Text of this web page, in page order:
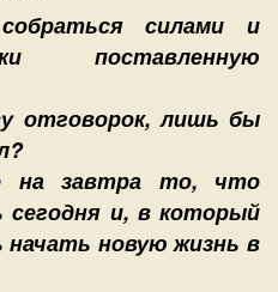
силами и
поставленную
отговорок, лишь бы
на завтра то, что
сегодня и, в который
новую жизнь в